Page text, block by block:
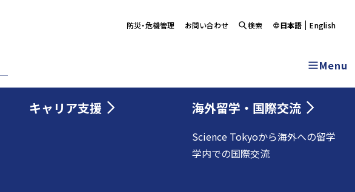
Menu
キャリア支援 海外留学・国際交流
Science Tokyoから海外への留学
学内での国際交流
防災・危機管理 お問い合わせ 検索 日本語 English